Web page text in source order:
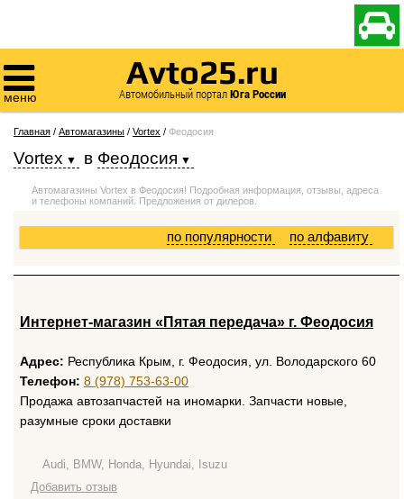


меню
Avto25.ru
Автомобильный порталЮга России
Главная / Автомагазины / Vortex / Феодосия
Vortex в Феодосия
Автомагазины Vortex в Феодосия! Подробная информация, отзывы, адреса
и телефоны компаний. Предложения от дилеров.
по алфавиту
по популярности
Интернет-магазин «Пятая передача» г. Феодосия
Адрес: Республика Крым, г. Феодосия, ул. Володарского 60
Телефон: 8 (978) 753-63-00
Продажа автозапчастей на иномарки. Запчасти новые,
разумные сроки доставки
Audi, BMW, Honda, Hyundai, Isuzu
Добавить отзыв